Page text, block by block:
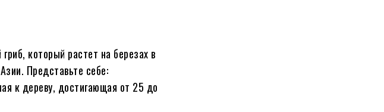
который растет на березах в
Представьте себе:
к дереву, достигающая от 25 до